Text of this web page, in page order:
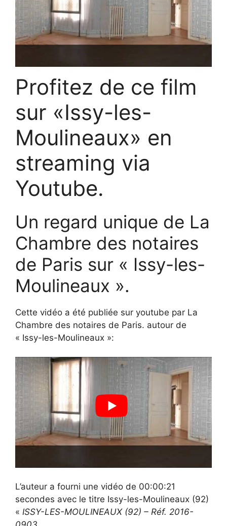
Profitez de ce film
sur «Issy-les-
Moulineaux» en
streaming via
Youtube.
Un regard unique de La
Chambre des notaires
de Paris sur « Issy-les-
Moulineaux ».
Cette vidéo a été publiée sur youtube par La
Chambre des notaires de Paris. autour de
« Issy-les-Moulineaux »:
L’auteur a fourni une vidéo de 00:00:21
secondes avec le titre Issy-les-Moulineaux (92)
« ISSY-LES-MOULINEAUX (92) – Réf. 2016-